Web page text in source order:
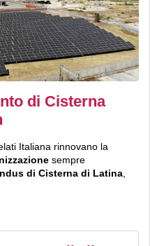
di Cisterna
Italiana rinnovano la
sempre
di Cisterna di Latina